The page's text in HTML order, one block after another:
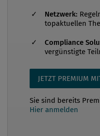
und im
erstmals in einem
einigen
inländische
Netzwerk:
topaktuellen
Compliance
vergünstigte
JETZT PREMIUM
Sie sind bereits
Hier anmelden